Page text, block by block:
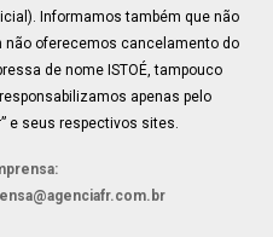
Informamos também que não
oferecemos cancelamento do
de nome ISTOÉ, tampouco
apenas pelo
e seus respectivos sites.